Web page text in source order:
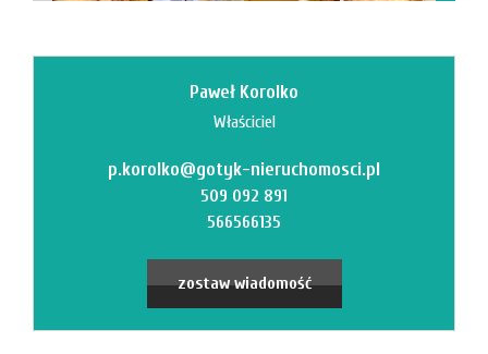
Paweł Korolko
Właściciel
p.korolko@gotyk-nieruchomosci.pl
509 092 891
566566135
zostaw wiadomość